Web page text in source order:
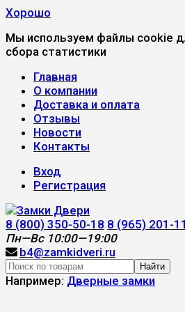
Хорошо
Мы используем файлы cookie
сбора статистики
Главная
О компании
Доставка и оплата
Отзывы
Новости
Контакты
Вход
Регистрация
8 (800) 350-50-18 8 (965) 201-
Пн—Вс 10:00—19:00
b4@zamkidveri.ru
Найти
Например: Дверные замки